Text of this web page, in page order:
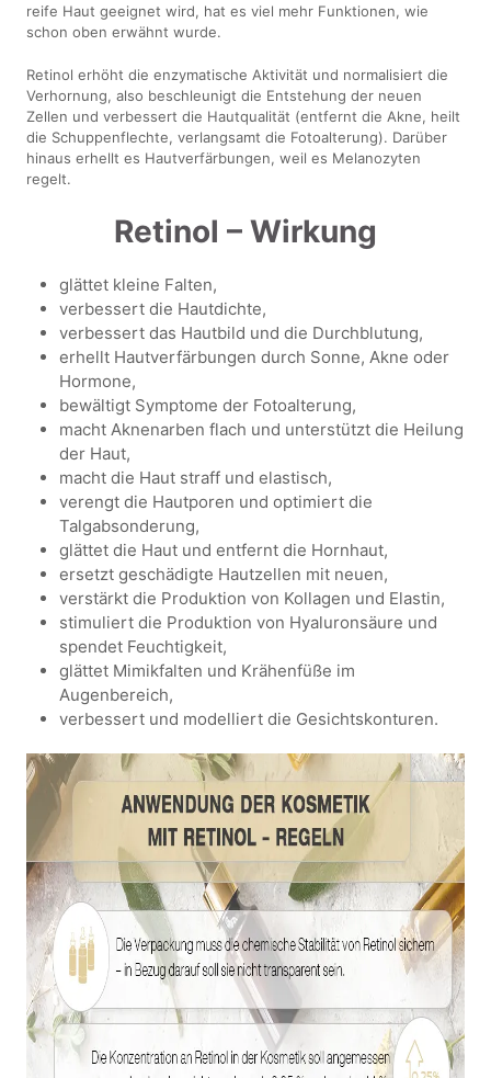
reife Haut geeignet wird, hat es viel mehr Funktionen, wie
schon oben erwähnt wurde.
Retinol erhöht die enzymatische Aktivität und normalisiert die
Verhornung, also beschleunigt die Entstehung der neuen
Zellen und verbessert die Hautqualität (entfernt die Akne, heilt
die Schuppenflechte, verlangsamt die Fotoalterung). Darüber
hinaus erhellt es Hautverfärbungen, weil es Melanozyten
regelt.
Retinol – Wirkung
glättet kleine Falten,
verbessert die Hautdichte,
verbessert das Hautbild und die Durchblutung,
erhellt Hautverfärbungen durch Sonne, Akne oder
Hormone,
bewältigt Symptome der Fotoalterung,
macht Aknenarben flach und unterstützt die Heilung
der Haut,
macht die Haut straff und elastisch,
verengt die Hautporen und optimiert die
Talgabsonderung,
glättet die Haut und entfernt die Hornhaut,
ersetzt geschädigte Hautzellen mit neuen,
verstärkt die Produktion von Kollagen und Elastin,
stimuliert die Produktion von Hyaluronsäure und
spendet Feuchtigkeit,
glättet Mimikfalten und Krähenfüße im
Augenbereich,
verbessert und modelliert die Gesichtskonturen.